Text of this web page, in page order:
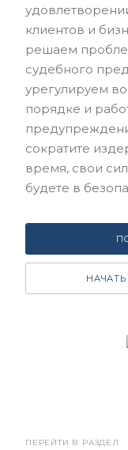
клиентов и
решаем
судебного
урегулируем
порядке и
сократите
время, свои
будете в
ПЕРЕЙТИ В РАЗДЕЛ